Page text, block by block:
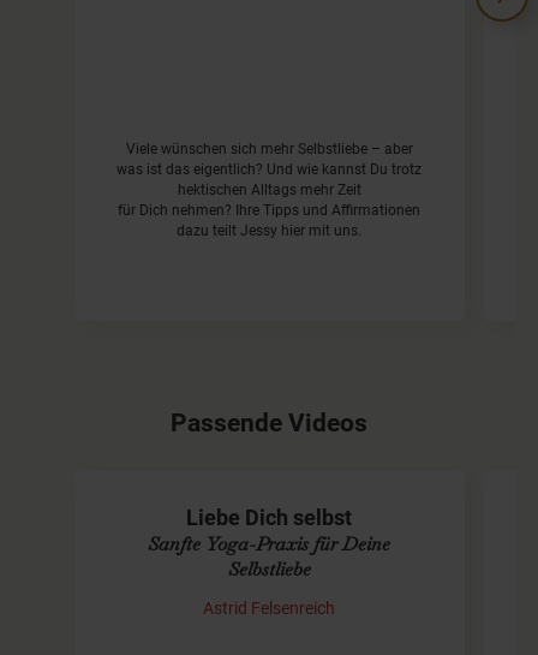
Viele wünschen sich mehr Selbstliebe – aber
was ist das eigentlich? Und wie kannst Du trotz
hektischen Alltags mehr Zeit
für Dich nehmen? Ihre Tipps und Affirmationen
dazu teilt Jessy hier mit uns.
Passende Videos
Liebe Dich selbst
Sanfte Yoga-Praxis für Deine
Selbstliebe
Astrid Felsenreich